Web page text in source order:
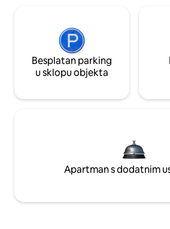
Besplatan parking
u sklopu objekta
Apartman s dodatnim